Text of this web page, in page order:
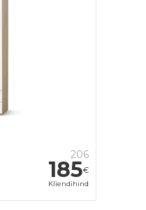
206
185€
Kliendihind